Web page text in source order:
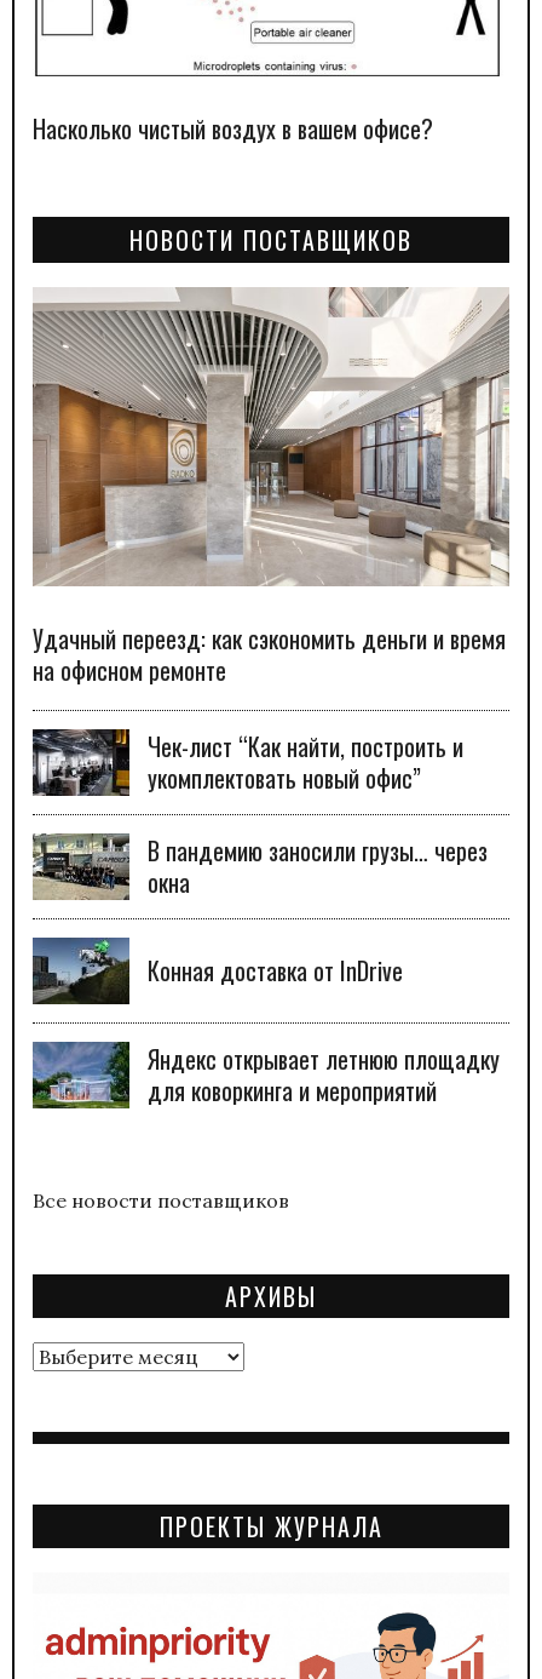
Насколько чистый воздух в вашем офисе?
НОВОСТИ ПОСТАВЩИКОВ
Удачный переезд: как сэкономить деньги и время
на офисном ремонте
Чек-лист “Как найти, построить и
укомплектовать новый офис”
В пандемию заносили грузы… через
окна
Конная доставка от InDrive
Яндекс открывает летнюю площадку
для коворкинга и мероприятий
Все новости поставщиков
АРХИВЫ
Архивы
ПРОЕКТЫ ЖУРНАЛА